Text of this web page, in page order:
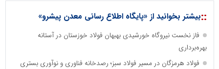
::بیشتر بخوانید از «پایگاه اطلاع رسانی معدن پیشرو»
فاز نخست نیروگاه خورشیدی بهبهان فولاد خوزستان در آستانه
بهره‌برداری
فولاد هرمزگان در مسیر فولاد سبز؛ رصدخانه فناوری و نوآوری بستری